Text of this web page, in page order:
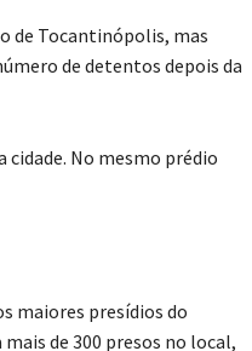
de Tocantinópolis, mas
de detentos depois da
cidade. No mesmo prédio
maiores presídios do
de 300 presos no local,